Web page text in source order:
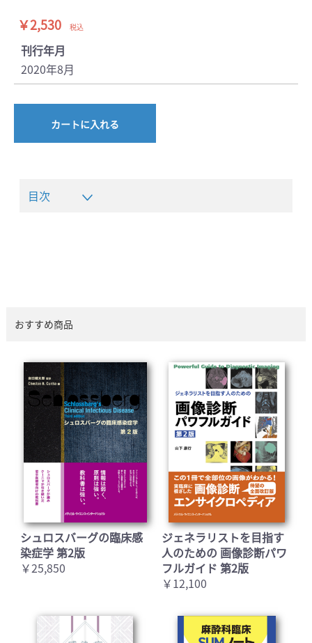
￥2,530 税込
刊行年月
2020年8月
カートに入れる
目次
おすすめ商品
シュロスバーグの臨床感
染症学 第2版
￥25,850
ジェネラリストを目指す
人のための 画像診断パワ
フルガイド 第2版
￥12,100